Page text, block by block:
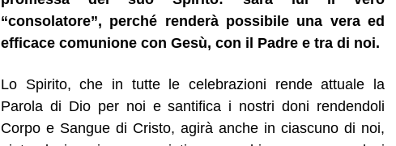
“consolatore”, perché renderà possibile una vera ed
efficace comunione con Gesù, con il Padre e tra di noi.
Lo Spirito, che in tutte le celebrazioni rende attuale la
Parola di Dio per noi e santifica i nostri doni rendendoli
Corpo e Sangue di Cristo, agirà anche in ciascuno di noi,